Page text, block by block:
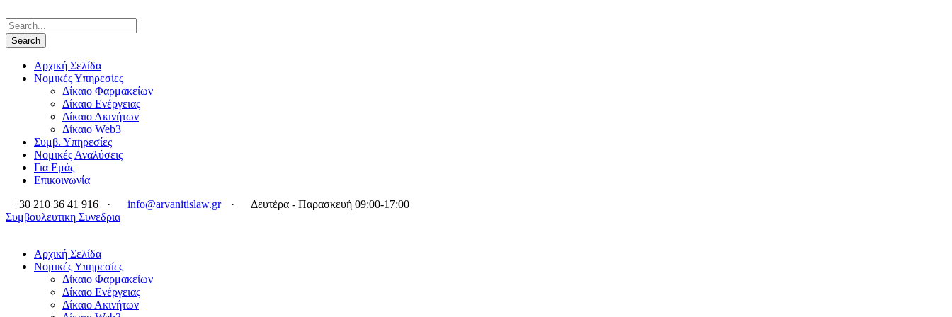
Αρχική Σελίδα
Νομικές Υπηρεσίες
Δίκαιο Φαρμακείων
Δίκαιο Ενέργειας
Δίκαιο Ακινήτων
Δίκαιο Web3
Συμβ. Υπηρεσίες
Νομικές Αναλύσεις
Για Εμάς
Επικοινωνία
+30 210 36 41 916
· info@arvanitislaw.gr ·
Δευτέρα - Παρασκευή 09:00-17:00
Συμβουλευτικη Συνεδρια
Αρχική Σελίδα
Νομικές Υπηρεσίες
Δίκαιο Φαρμακείων
Δίκαιο Ενέργειας
Δίκαιο Ακινήτων